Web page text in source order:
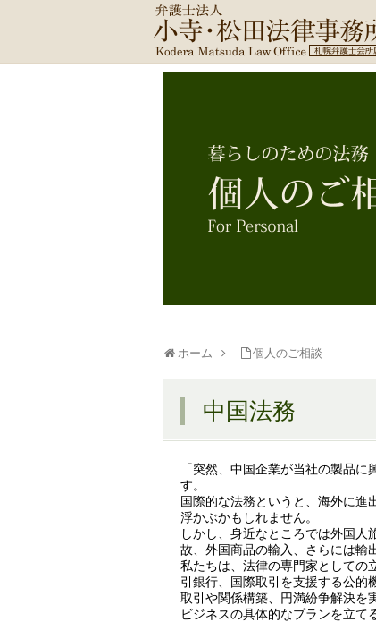
ホーム 個人のご相談
中国法務
「突然、中国企業が当社の製品
す。
国際的な法務というと、海外に進
浮かぶかもしれません。
しかし、身近なところでは外国
故、外国商品の輸入、さらには輸
私たちは、法律の専門家としての
引銀行、国際取引を支援する公的
取引や関係構築、円満紛争解決を
ビジネスの具体的なプランを立て